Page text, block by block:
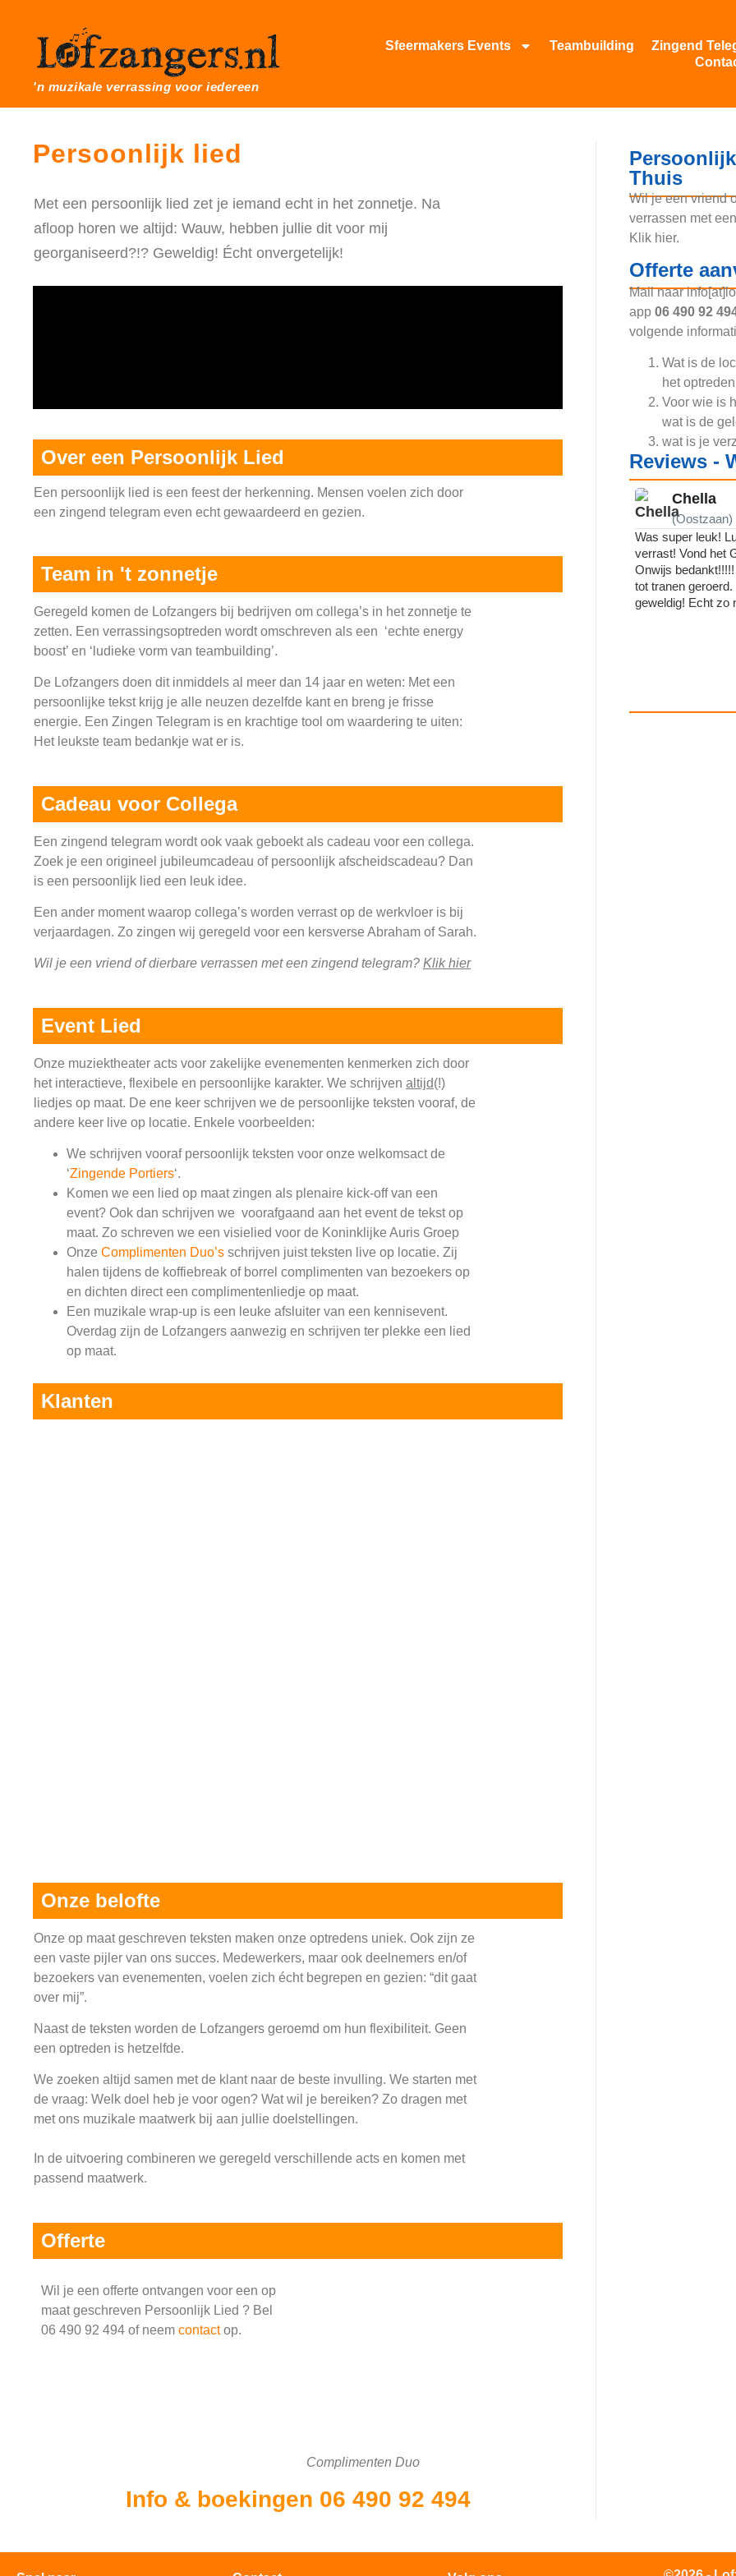
'n muzikale verrassing voor iedereen
Sfeermakers Events Teambuilding
Zingend
Persoonlijk lied
Met een persoonlijk lied zet je iemand echt in het zonnetje. Na
afloop horen we altijd: Wauw, hebben jullie dit voor mij
georganiseerd?!? Geweldig! Écht onvergetelijk!
Over een Persoonlijk Lied
Een persoonlijk lied is een feest der herkenning. Mensen voelen zich door
een zingend telegram even echt gewaardeerd en gezien.
Team in 't zonnetje
Geregeld komen de Lofzangers bij bedrijven om collega’s in het zonnetje te
zetten. Een verrassingsoptreden wordt omschreven als een ‘echte energy
boost’ en ‘ludieke vorm van teambuilding’.
De Lofzangers doen dit inmiddels al meer dan 14 jaar en weten: Met een
persoonlijke tekst krijg je alle neuzen dezelfde kant en breng je frisse
energie. Een Zingen Telegram is en krachtige tool om waardering te uiten:
Het leukste team bedankje wat er is.
Cadeau voor Collega
Een zingend telegram wordt ook vaak geboekt als cadeau voor een collega.
Zoek je een origineel jubileumcadeau of persoonlijk afscheidscadeau? Dan
is een persoonlijk lied een leuk idee.
Een ander moment waarop collega’s worden verrast op de werkvloer is bij
verjaardagen. Zo zingen wij geregeld voor een kersverse Abraham of Sarah.
Wil je een vriend of dierbare verrassen met een zingend telegram? Klik hier
Event Lied
Onze muziektheater acts voor zakelijke evenementen kenmerken zich door
het interactieve, flexibele en persoonlijke karakter. We schrijven altijd(!)
liedjes op maat. De ene keer schrijven we de persoonlijke teksten vooraf, de
andere keer live op locatie. Enkele voorbeelden:
We schrijven vooraf persoonlijk teksten voor onze welkomsact de
‘Zingende Portiers‘.
Komen we een lied op maat zingen als plenaire kick-off van een
event? Ook dan schrijven we voorafgaand aan het event de tekst op
maat. Zo schreven we een visielied voor de Koninklijke Auris Groep
Onze Complimenten Duo’s schrijven juist teksten live op locatie. Zij
halen tijdens de koffiebreak of borrel complimenten van bezoekers op
en dichten direct een complimentenliedje op maat.
Een muzikale wrap-up is een leuke afsluiter van een kennisevent.
Overdag zijn de Lofzangers aanwezig en schrijven ter plekke een lied
op maat.
Klanten
Onze belofte
Onze op maat geschreven teksten maken onze optredens uniek. Ook zijn ze
een vaste pijler van ons succes. Medewerkers, maar ook deelnemers en/of
bezoekers van evenementen, voelen zich écht begrepen en gezien: “dit gaat
over mij”.
Naast de teksten worden de Lofzangers geroemd om hun flexibiliteit. Geen
een optreden is hetzelfde.
We zoeken altijd samen met de klant naar de beste invulling. We starten met
de vraag: Welk doel heb je voor ogen? Wat wil je bereiken? Zo dragen met
met ons muzikale maatwerk bij aan jullie doelstellingen.
In de uitvoering combineren we geregeld verschillende acts en komen met
passend maatwerk.
Offerte
Wil je een offerte ontvangen voor een op
maat geschreven Persoonlijk Lied ? Bel
06 490 92 494 of neem contactop.
Complimenten Duo
Info & boekingen 06 490 92 494
Thuis
Wil je een vriend
verrassen met
Klik hier.
Offerte
Mail naar
app06 490 92
volgende
Wat is de
het
Voor wie is
wat is de
wat is je
Reviews -
Chella
(Oostzaan)
Was super leuk!
verrast! Vond het
Onwijs
tot tranen
geweldig! Echt zo